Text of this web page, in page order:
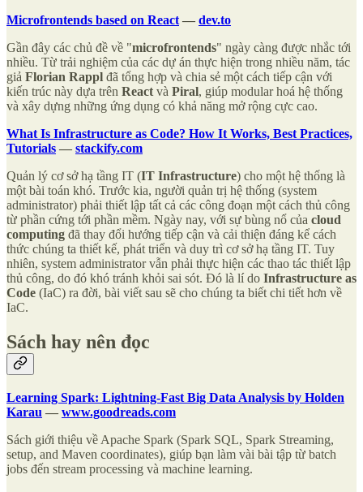
Microfrontends based on React — dev.to
Gần đây các chủ đề về "microfrontends" ngày càng được nhắc tới
nhiều. Từ trải nghiệm của các dự án thực hiện trong nhiều năm, tác
giả Florian Rappl đã tổng hợp và chia sẻ một cách tiếp cận với
kiến trúc này dựa trên React và Piral, giúp modular hoá hệ thống
và xây dựng những ứng dụng có khả năng mở rộng cực cao.
What Is Infrastructure as Code? How It Works, Best Practices,
Tutorials — stackify.com
Quản lý cơ sở hạ tầng IT (IT Infrastructure) cho một hệ thống là
một bài toán khó. Trước kia, người quản trị hệ thống (system
administrator) phải thiết lập tất cả các công đoạn một cách thủ công
từ phần cứng tới phần mềm. Ngày nay, với sự bùng nổ của cloud
computing đã thay đổi hướng tiếp cận và cải thiện đáng kể cách
thức chúng ta thiết kế, phát triển và duy trì cơ sở hạ tầng IT. Tuy
nhiên, system administrator vẫn phải thực hiện các thao tác thiết lập
thủ công, do đó khó tránh khỏi sai sót. Đó là lí do Infrastructure as
Code (IaC) ra đời, bài viết sau sẽ cho chúng ta biết chi tiết hơn về
IaC.
Sách hay nên đọc
Learning Spark: Lightning-Fast Big Data Analysis by Holden
Karau — www.goodreads.com
Sách giới thiệu về Apache Spark (Spark SQL, Spark Streaming,
setup, and Maven coordinates), giúp bạn làm vài bài tập từ batch
jobs đến stream processing và machine learning.